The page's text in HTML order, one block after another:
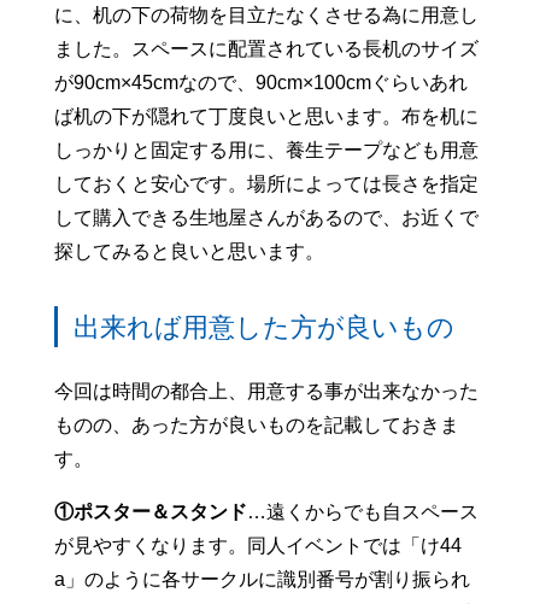
に、机の下の荷物を目立たなくさせる為に用意し
ました。スペースに配置されている長机のサイズ
が90cm×45cmなので、90cm×100cmぐらいあれ
ば机の下が隠れて丁度良いと思います。布を机に
しっかりと固定する用に、養生テープなども用意
しておくと安心です。場所によっては長さを指定
して購入できる生地屋さんがあるので、お近くで
探してみると良いと思います。
出来れば用意した方が良いもの
今回は時間の都合上、用意する事が出来なかった
ものの、あった方が良いものを記載しておきま
す。
①ポスター＆スタンド…遠くからでも自スペース
が見やすくなります。同人イベントでは「け44
a」のように各サークルに識別番号が割り振られ